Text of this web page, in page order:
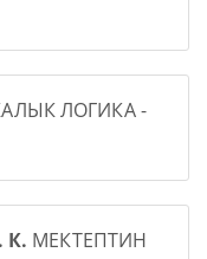
ЛОГИКА -
К. МЕКТЕПТИН